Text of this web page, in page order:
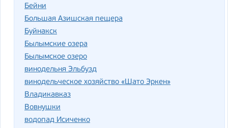
Бейни
Большая Азишская пещера
Буйнакск
Былымские озера
Былымское озеро
винодельня Эльбузд
винодельческое хозяйство «Шато Эркен»
Владикавказ
Вовнушки
водопад Исиченко